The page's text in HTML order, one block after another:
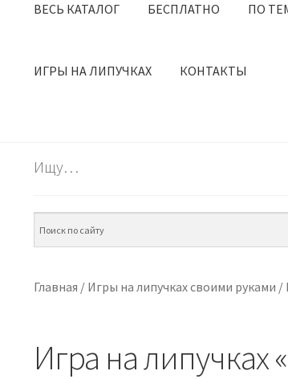
ВЕСЬ КАТАЛОГ БЕСПЛАТНО ПО
ИГРЫ НА ЛИПУЧКАХ КОНТАКТЫ
Ищу…
Главная / Игры на липучках своими руками /
Игра на липучках